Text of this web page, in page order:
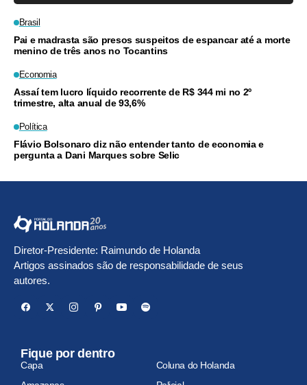
Brasil
Pai e madrasta são presos suspeitos de espancar até a morte
menino de três anos no Tocantins
Economia
Assaí tem lucro líquido recorrente de R$ 344 mi no 2º
trimestre, alta anual de 93,6%
Política
Flávio Bolsonaro diz não entender tanto de economia e
pergunta a Dani Marques sobre Selic
Diretor-Presidente: Raimundo de Holanda
Artigos assinados são de responsabilidade de seus
autores.
Fique por dentro
Capa
Coluna do Holanda